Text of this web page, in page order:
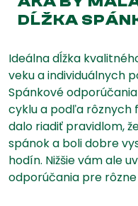
DĹŽKA
Ideálna dĺžka
veku a individuálnych
Spánkové
cyklu a podľa rôznych
dalo riadiť pravidlom,
spánok a boli dobre
hodín. Nižšie vám ale
odporúčania pre